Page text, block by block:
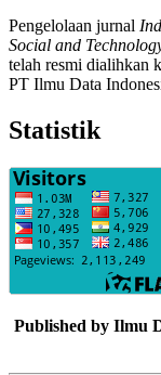
Pengelolaan jurnal
Social and
telah resmi dialihkan
PT Ilmu Data
Statistik
Published by Ilmu